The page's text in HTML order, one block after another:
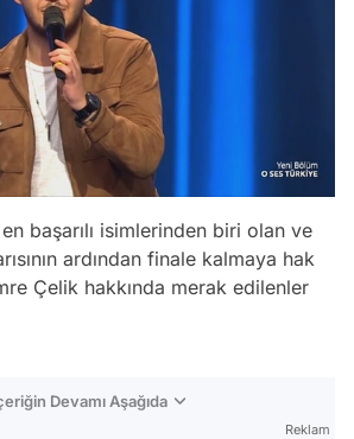
başarılı isimlerinden biri olan ve
ardından finale kalmaya hak
Çelik hakkında merak edilenler
Devamı Aşağıda
Reklam